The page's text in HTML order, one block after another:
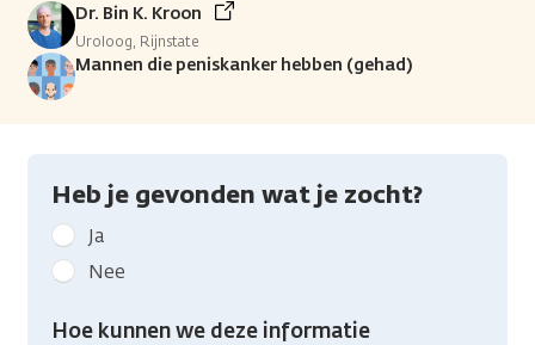
Dr. Bin K. Kroon
Uroloog, Rijnstate
Mannen die peniskanker hebben (gehad)
Heb je gevonden wat je zocht?
Geef
kanker.nl
feedback:
Heb
Ja
Nee
Hoe kunnen we deze informatie